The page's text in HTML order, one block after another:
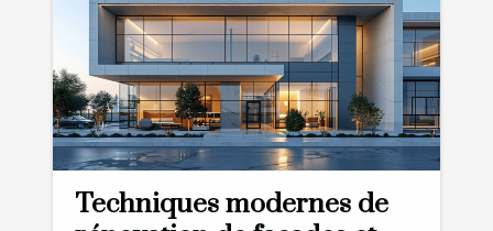
Techniques modernes de